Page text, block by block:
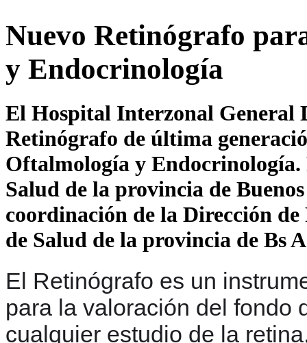
Nuevo Retinógrafo
y Endocrinología
El Hospital Interzonal General
Retinógrafo de última
Oftalmología y
Salud de la provincia de
coordinación de la Dirección
de Salud de la provincia de Bs
El Retinógrafo es un
para la valoración del fondo
cualquier estudio de la